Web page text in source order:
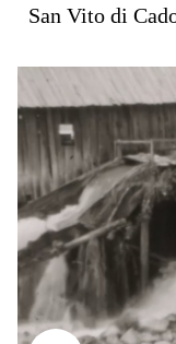
San Vito di